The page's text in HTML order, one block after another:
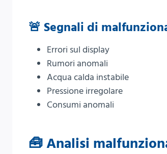
🚨 Segnali di
Errori sul display
Rumori anomali
Acqua calda instabile
Pressione irregolare
Consumi anomali
🧰 Analisi